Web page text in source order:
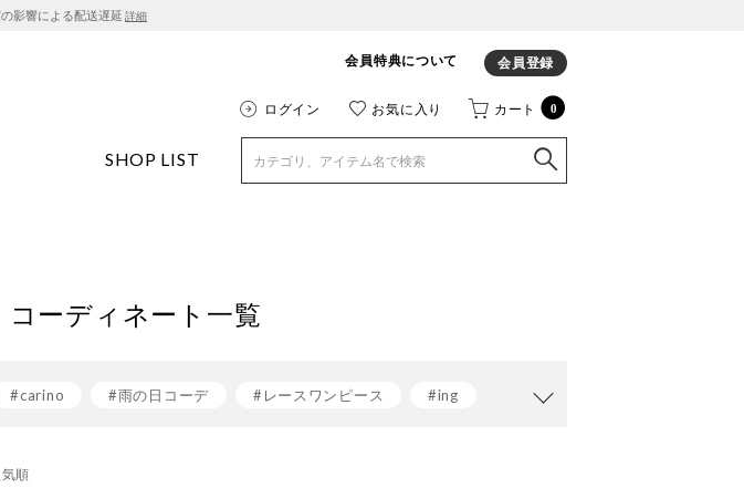
影響による配送遅延 詳細
会員特典について 会員登録
ログイン お気に入り カート 0
SHOP LIST
コーディネート一覧
#carino #雨の日コーデ #レースワンピース
#ing
気順